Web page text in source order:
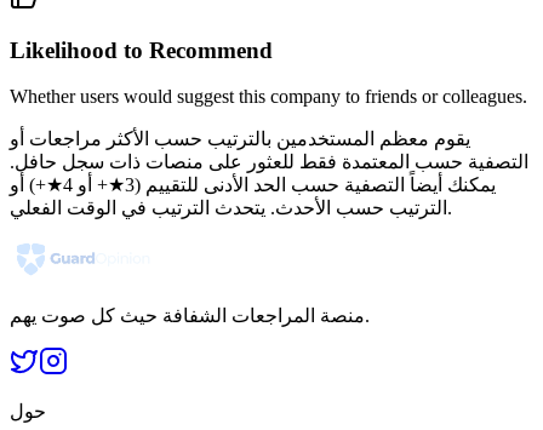
Likelihood to Recommend
Whether users would suggest this company to friends or colleagues.
يقوم معظم المستخدمين بالترتيب حسب الأكثر مراجعات أو
التصفية حسب المعتمدة فقط للعثور على منصات ذات سجل حافل.
يمكنك أيضاً التصفية حسب الحد الأدنى للتقييم (3★+ أو 4★+) أو
الترتيب حسب الأحدث. يتحدث الترتيب في الوقت الفعلي.
منصة المراجعات الشفافة حيث كل صوت يهم.
حول